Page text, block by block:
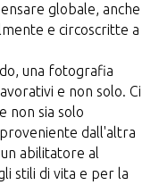
globale, anche
e circoscritte a
una fotografia
e non solo. Ci
non sia solo
dall'altra
abilitatore al
stili di vita e per la